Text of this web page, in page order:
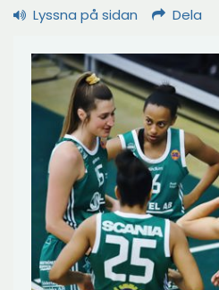
Lyssna på sidan Dela